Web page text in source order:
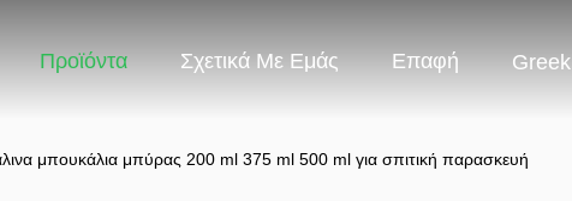
Προϊόντα Σχετικά Με Εμάς Επαφή Greek
μπουκάλια μπύρας 200 ml 375 ml 500 ml για σπιτική παρασκευή